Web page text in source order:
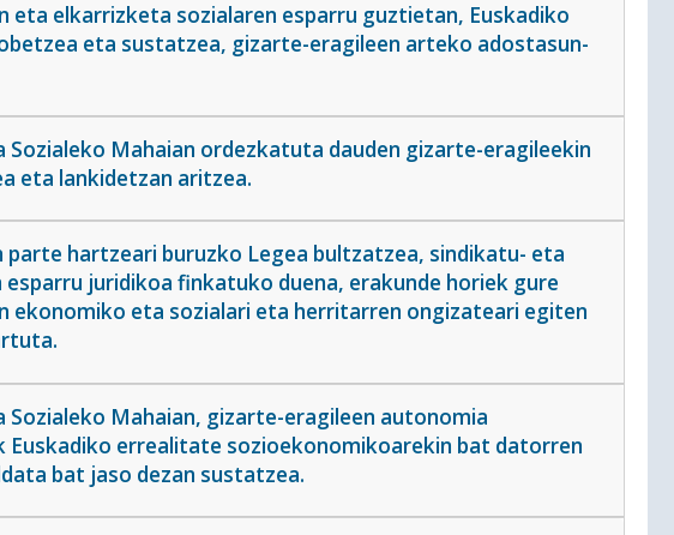
eta elkarrizketa sozialaren esparru guztietan, Euskadiko
eta sustatzea, gizarte-eragileen arteko adostasun-
Sozialeko Mahaian ordezkatuta dauden gizarte-eragileekin
eta lankidetzan aritzea.
parte hartzeari buruzko Legea bultzatzea, sindikatu- eta
juridikoa finkatuko duena, erakunde horiek gure
ekonomiko eta sozialari eta herritarren ongizateari egiten
Sozialeko Mahaian, gizarte-eragileen autonomia
errealitate sozioekonomikoarekin bat datorren
bat jaso dezan sustatzea.